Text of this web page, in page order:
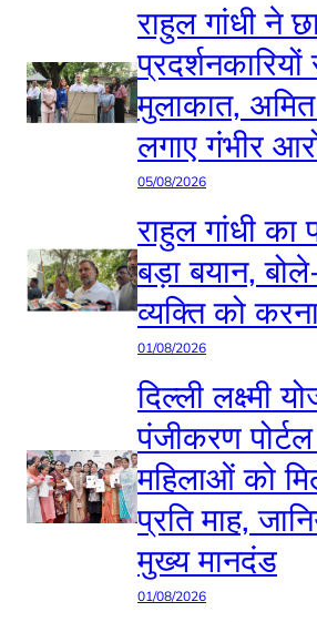
राहुल गांधी ने
मुलाकात,
लगाए गंभीर
05/08/2026
राहुल गांधी का
बड़ा बयान,
व्यक्ति को
01/08/2026
दिल्ली लक्ष्मी
पंजीकरण
महिलाओं को
प्रति माह,
मुख्य मानदंड
01/08/2026